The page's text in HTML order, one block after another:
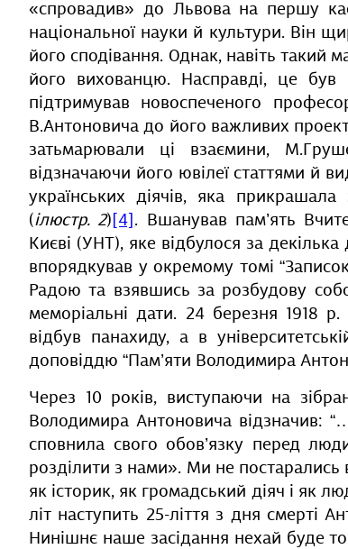
«спровадив» до Львова на першу
національної науки й культури. Він
його сподівання. Однак, навіть такий
його вихованцю. Насправді, це був
підтримував новоспеченого
В.Антоновича до його важливих
затьмарювали ці взаємини,
відзначаючи його ювілеї статтями й
українських діячів, яка
(ілюстр. 2) [4] . Вшанував пам’ять
Києві (УНТ), яке відбулося за декілька
впорядкував у окремому томі
Радою та взявшись за розбудову
меморіальні дати. 24 березня 1918
відбув панахиду, а в
доповіддю “Пам’яти Володимира
Через 10 років, виступаючи на
Володимира Антоновича відзначив:
сповнила свого обов’язку перед
розділити з нами». Ми не постарались
як історик, як громадський діяч і як
літ наступить 25-ліття з дня смерті
Нинішнє наше засідання нехай буде